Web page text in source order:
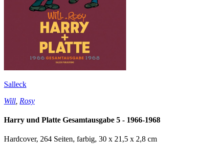
Salleck
Will Rosy
Harry und Platte Gesamtausgabe 5 - 1966-1968
Hardcover, 264 Seiten, farbig, 30 x 21,5 x 2,8 cm